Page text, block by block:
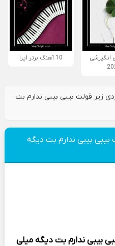
انگیزشی
10 آهنگ برتر اپرا
زیر قولت بیبی بیبی ندارم بت
بیبی بیبی ندارم بت دیگه
بیبی ندارم بت دیگه میلی